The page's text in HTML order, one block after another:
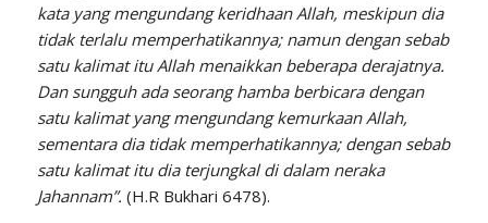
kata yang mengundang keridhaan Allah, meskipun dia
tidak terlalu memperhatikannya; namun dengan sebab
satu kalimat itu Allah menaikkan beberapa derajatnya.
Dan sungguh ada seorang hamba berbicara dengan
satu kalimat yang mengundang kemurkaan Allah,
sementara dia tidak memperhatikannya; dengan sebab
satu kalimat itu dia terjungkal di dalam neraka
Jahannam”. (H.R Bukhari 6478).